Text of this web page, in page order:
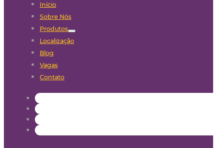
Início
Sobre Nós
Produtos
Localização
Blog
Vagas
Contato